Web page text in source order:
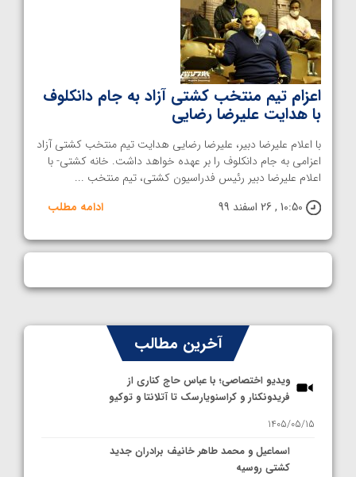
اعزام تیم منتخب کشتی آزاد به جام دانکلوف
با هدایت علیرضا رضایی
با اعلام علیرضا دبیر، علیرضا رضایی هدایت تیم منتخب کشتی آزاد
اعزامی به جام دانکلوف را بر عهده خواهد داشت. خانه کشتی- با
اعلام علیرضا دبیر رئیس فدراسیون کشتی، تیم منتخب ...
10:50 , 26 اسفند 99
ادامه مطلب
آخرین مطالب
ویدیو اختصاصی؛ با عباس حاج کناری از
فریدونکنار و کراسنویارسک تا آتلانتا و توکیو
1405/05/15
اسماعیل و محمد طاهر خانیف برادران جدید
کشتی روسیه